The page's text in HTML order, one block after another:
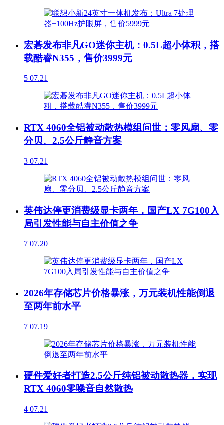
宏碁发布非凡GO迷你主机：0.5L超小体积，搭
载酷睿N355，售价3999元
5 07.21
RTX 4060全铝被动散热模组问世：零风扇、零
分贝、2.5公斤静音方案
3 07.21
英伟达停更消费级显卡两年，国产LX 7G100入
局引发性能与自主价值之争
7 07.20
2026年存储芯片价格暴涨，万元装机性能倒退
至两年前水平
7 07.19
硬件爱好者打造2.5公斤纯铝被动散热器，实现
RTX 4060零噪音自然散热
4 07.21